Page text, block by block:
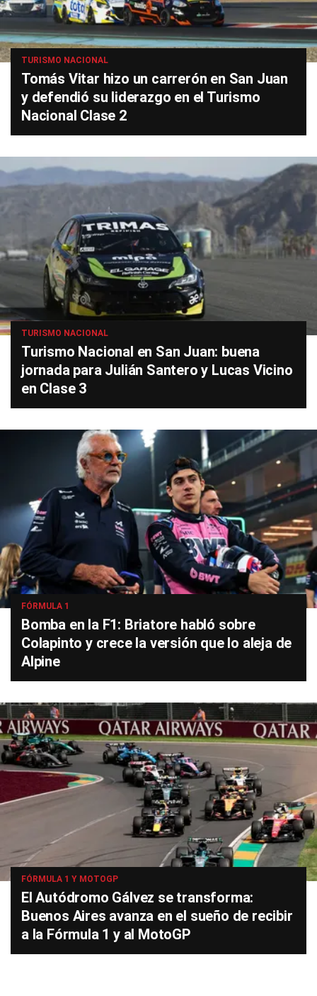
TURISMO NACIONAL
Tomás Vitar hizo un carrerón en San Juan
y defendió su liderazgo en el Turismo
Nacional Clase 2
TURISMO NACIONAL
Turismo Nacional en San Juan: buena
jornada para Julián Santero y Lucas Vicino
en Clase 3
FÓRMULA 1
Bomba en la F1: Briatore habló sobre
Colapinto y crece la versión que lo aleja de
Alpine
FÓRMULA 1 Y MOTOGP
El Autódromo Gálvez se transforma:
Buenos Aires avanza en el sueño de recibir
a la Fórmula 1 y al MotoGP